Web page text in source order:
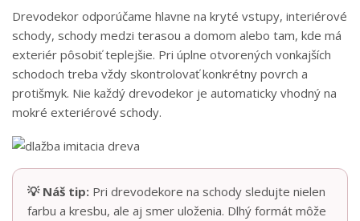
Drevodekor odporúčame hlavne na kryté vstupy, interiérové
schody, schody medzi terasou a domom alebo tam, kde má
exteriér pôsobiť teplejšie. Pri úplne otvorených vonkajších
schodoch treba vždy skontrolovať konkrétny povrch a
protišmyk. Nie každý drevodekor je automaticky vhodný na
mokré exteriérové schody.
💡 Náš tip: Pri drevodekore na schody sledujte nielen
farbu a kresbu, ale aj smer uloženia. Dlhý formát môže